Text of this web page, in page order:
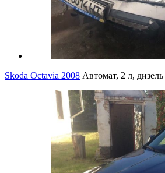
Skoda Octavia 2008 Автомат, 2 л, дизель